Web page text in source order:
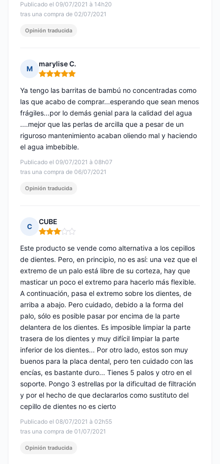
Publicado el 09/07/2021 à 14h20
tras una compra de 02/07/2021
Opinión traducida
M
marylise C.
Nota: 5 de 5
Publicado el 09/07/2021 à 08h07
tras una compra de 06/07/2021
Ya tengo las barritas de bambú no concentradas como
las que acabo de comprar...esperando que sean menos
frágiles...por lo demás genial para la calidad del agua
....mejor que las perlas de arcilla que a pesar de un
riguroso mantenimiento acaban oliendo mal y haciendo
el agua imbebible.
Opinión traducida
C
CUBE
Nota: 3 de 5
Publicado el 08/07/2021 à 02h55
tras una compra de 01/07/2021
Este producto se vende como alternativa a los cepillos
de dientes. Pero, en principio, no es así: una vez que el
extremo de un palo está libre de su corteza, hay que
masticar un poco el extremo para hacerlo más flexible.
A continuación, pasa el extremo sobre los dientes, de
arriba a abajo. Pero cuidado, debido a la forma del
palo, sólo es posible pasar por encima de la parte
delantera de los dientes. Es imposible limpiar la parte
trasera de los dientes y muy difícil limpiar la parte
inferior de los dientes... Por otro lado, estos son muy
buenos para la placa dental, pero ten cuidado con las
encías, es bastante duro... Tienes 5 palos y otro en el
soporte. Pongo 3 estrellas por la dificultad de filtración
y por el hecho de que declararlos como sustituto del
cepillo de dientes no es cierto
Opinión traducida